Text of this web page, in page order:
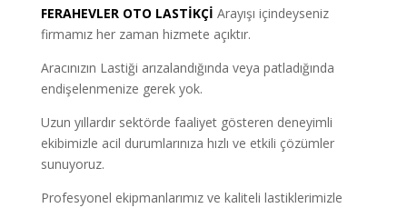
FERAHEVLER OTO LASTİKÇİ Arayışı içindeyseniz
firmamız her zaman hizmete açıktır.
Aracınızın Lastiği arızalandığında veya patladığında
endişelenmenize gerek yok.
Uzun yıllardır sektörde faaliyet gösteren deneyimli
ekibimizle acil durumlarınıza hızlı ve etkili çözümler
sunuyoruz.
Profesyonel ekipmanlarımız ve kaliteli lastiklerimizle